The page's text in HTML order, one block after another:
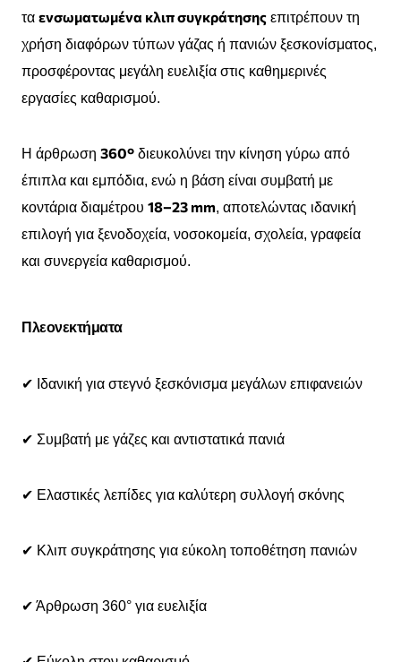
τα ενσωματωμένα κλιπ συγκράτησης επιτρέπουν τη
χρήση διαφόρων τύπων γάζας ή πανιών ξεσκονίσματος,
προσφέροντας μεγάλη ευελιξία στις καθημερινές
εργασίες καθαρισμού.
Η άρθρωση 360° διευκολύνει την κίνηση γύρω από
έπιπλα και εμπόδια, ενώ η βάση είναι συμβατή με
κοντάρια διαμέτρου 18–23 mm, αποτελώντας ιδανική
επιλογή για ξενοδοχεία, νοσοκομεία, σχολεία, γραφεία
και συνεργεία καθαρισμού.
Πλεονεκτήματα
✔ Ιδανική για στεγνό ξεσκόνισμα μεγάλων επιφανειών
✔ Συμβατή με γάζες και αντιστατικά πανιά
✔ Ελαστικές λεπίδες για καλύτερη συλλογή σκόνης
✔ Κλιπ συγκράτησης για εύκολη τοποθέτηση πανιών
✔ Άρθρωση 360° για ευελιξία